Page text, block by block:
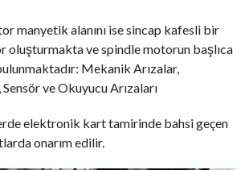
manyetik alanını ise sincap kafesli bir
oluşturmakta ve spindle motorun başlıca
Mekanik Arızalar,
ve Okuyucu Arızaları
elektronik kart tamirinde bahsi geçen
onarım edilir.